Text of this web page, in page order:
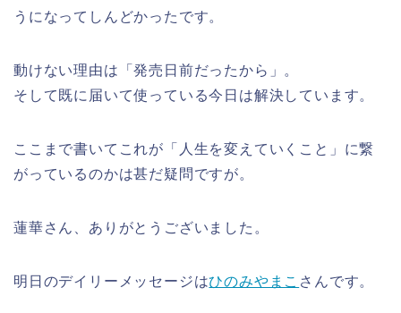
うになってしんどかったです。
動けない理由は「発売日前だったから」。
そして既に届いて使っている今日は解決しています。
ここまで書いてこれが「人生を変えていくこと」に繋
がっているのかは甚だ疑問ですが。
蓮華さん、ありがとうございました。
明日のデイリーメッセージはひのみやまこ さんです。